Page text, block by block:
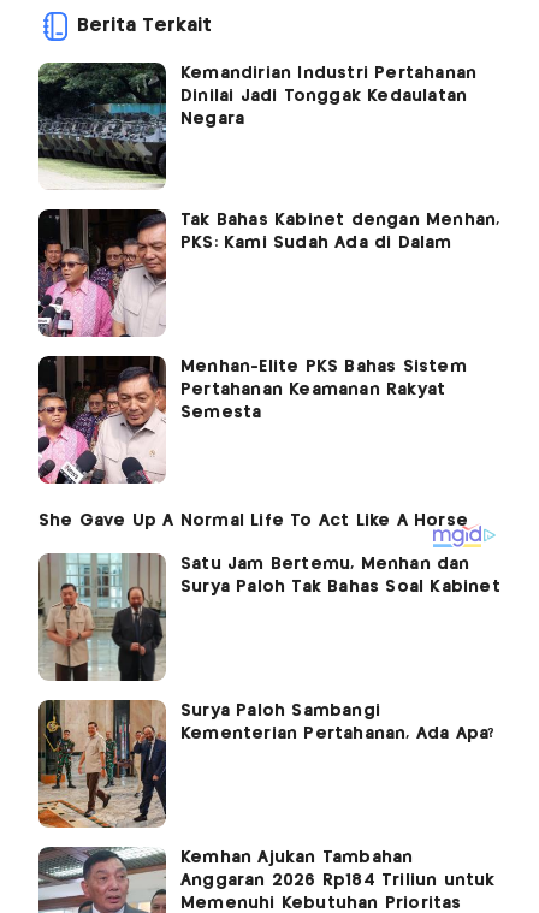
Berita Terkait
Kemandirian Industri Pertahanan
Dinilai Jadi Tonggak Kedaulatan
Negara
Tak Bahas Kabinet dengan Menhan,
PKS: Kami Sudah Ada di Dalam
Menhan-Elite PKS Bahas Sistem
Pertahanan Keamanan Rakyat
Semesta
Satu Jam Bertemu, Menhan dan
Surya Paloh Tak Bahas Soal Kabinet
Surya Paloh Sambangi
Kementerian Pertahanan, Ada Apa?
Kemhan Ajukan Tambahan
Anggaran 2026 Rp184 Triliun untuk
Memenuhi Kebutuhan Prioritas